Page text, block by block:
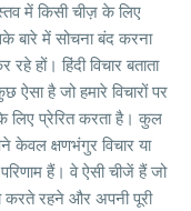
में किसी चीज़ के लिए
बारे में सोचना बंद करना
हों। हिंदी विचार बताता
है जो हमारे विचारों पर
प्रेरित करता है। कुल
केवल क्षणभंगुर विचार या
हैं। वे ऐसी चीजें हैं जो
करते रहने और अपनी पूरी